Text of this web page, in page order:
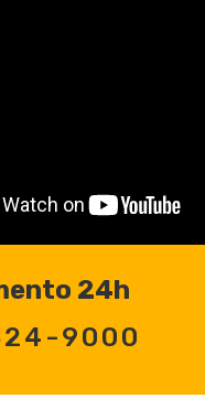
24h
9000